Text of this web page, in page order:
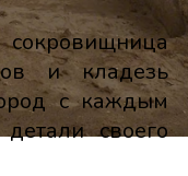
и кладезь
с каждым
своего